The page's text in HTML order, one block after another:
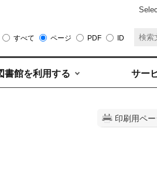
すべて ページ PDF ID
書館を利用する サー
印刷用ペー